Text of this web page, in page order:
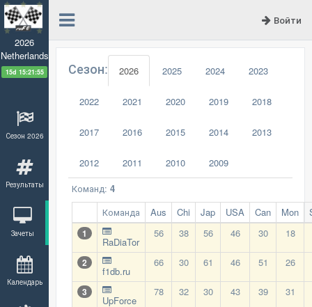
2026
Netherlands
15d 15:21:55
Сезон 2026
Результаты
Зачеты
Календарь
Войти
Сезон: 2026 2025 2024 2023
2022 2021 2020 2019 2018
2017 2016 2015 2014 2013
2012 2011 2010
2009
Команд: 4
Команда
Aus Chi Jap USA Can Mon
1
RaDiaTor
56 38 56 46 30 18
2
f1db.ru
66 30 61 46 51 26
3
UpForce
78 32 30 43 39 31